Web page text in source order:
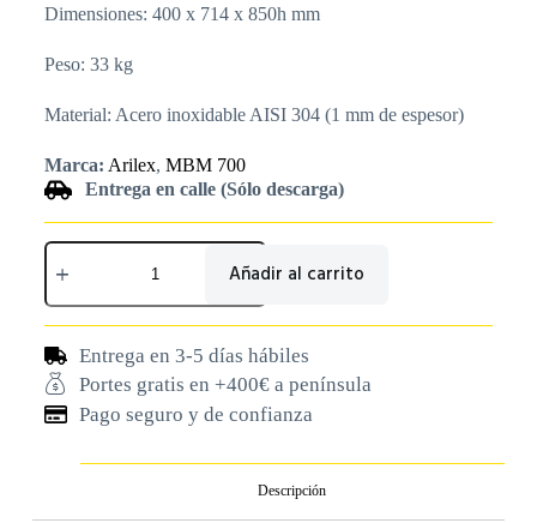
Dimensiones: 400 x 714 x 850h mm
Peso: 33 kg
Material: Acero inoxidable AISI 304 (1 mm de espesor)
Marca: Arilex, MBM 700
Entrega en calle (Sólo descarga)
Añadir al carrito
Entrega en 3-5 días hábiles
Portes gratis en +400€ a península
Pago seguro y de confianza
Descripción